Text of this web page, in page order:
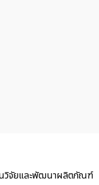
วิจัยและพัฒนาผลิตภัณฑ์